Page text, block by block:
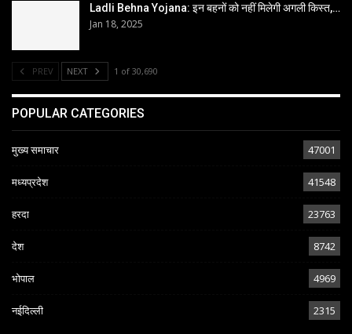
Ladli Behna Yojana: इन बहनों को नहीं मिलेगी अगली किस्त,…
Jan 18, 2025
PREV NEXT 1 of 30,690
POPULAR CATEGORIES
मुख्य समाचार 47001
मध्यप्रदेश 41548
हरदा 23763
देश 8742
भोपाल 4969
नईदिल्ली 2315